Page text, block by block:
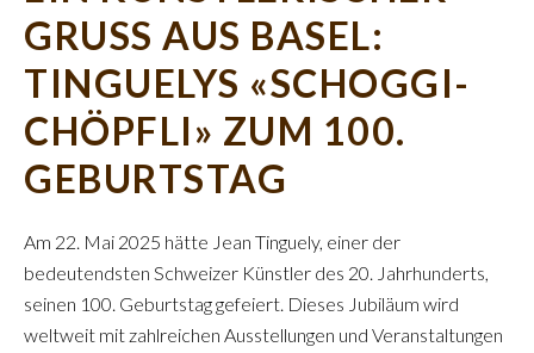
GRUSS AUS BASEL:
TINGUELYS «SCHOGGI-
CHÖPFLI» ZUM 100.
GEBURTSTAG
Am 22. Mai 2025 hätte Jean Tinguely, einer der
bedeutendsten Schweizer Künstler des 20. Jahrhunderts,
seinen 100. Geburtstag gefeiert. Dieses Jubiläum wird
weltweit mit zahlreichen Ausstellungen und Veranstaltungen